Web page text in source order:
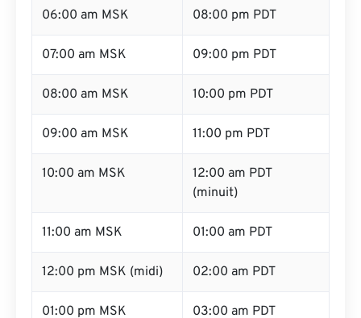
06:00 am MSK 08:00 pm PDT
07:00 am MSK 09:00 pm PDT
08:00 am MSK 10:00 pm PDT
09:00 am MSK 11:00 pm PDT
10:00 am MSK
12:00 am PDT
(minuit)
11:00 am MSK 01:00 am PDT
12:00 pm MSK (midi) 02:00 am PDT
01:00 pm MSK 03:00 am PDT